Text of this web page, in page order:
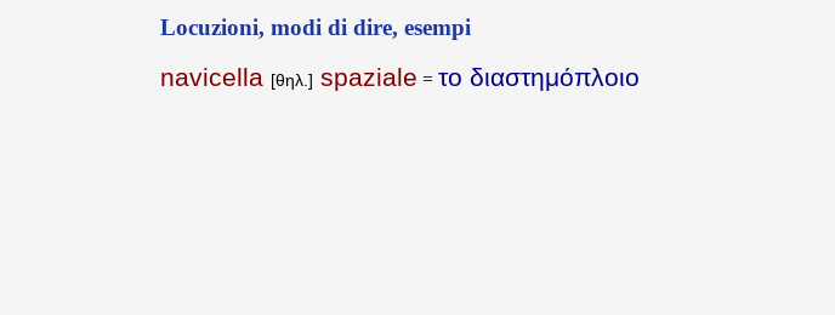
Locuzioni, modi di dire, esempi
navicella [θηλ.] spaziale = το διαστημόπλοιο